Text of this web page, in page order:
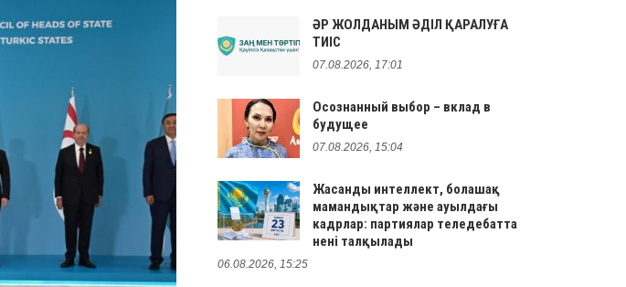
ӘР ЖОЛДАНЫМ ӘДІЛ ҚАРАЛУҒА
ТИІС
07.08.2026, 17:01
Осознанный выбор – вклад в
будущее
07.08.2026, 15:04
Жасанды интеллект, болашақ
мамандықтар және ауылдағы
кадрлар: партиялар теледебатта
нені талқылады
06.08.2026, 15:25